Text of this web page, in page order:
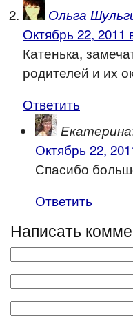
Ольга
Октябрь 22, 2011
Катенька,
родителей и их
Ответить
Екатерина
Октябрь 22,
Спасибо
Ответить
Написать